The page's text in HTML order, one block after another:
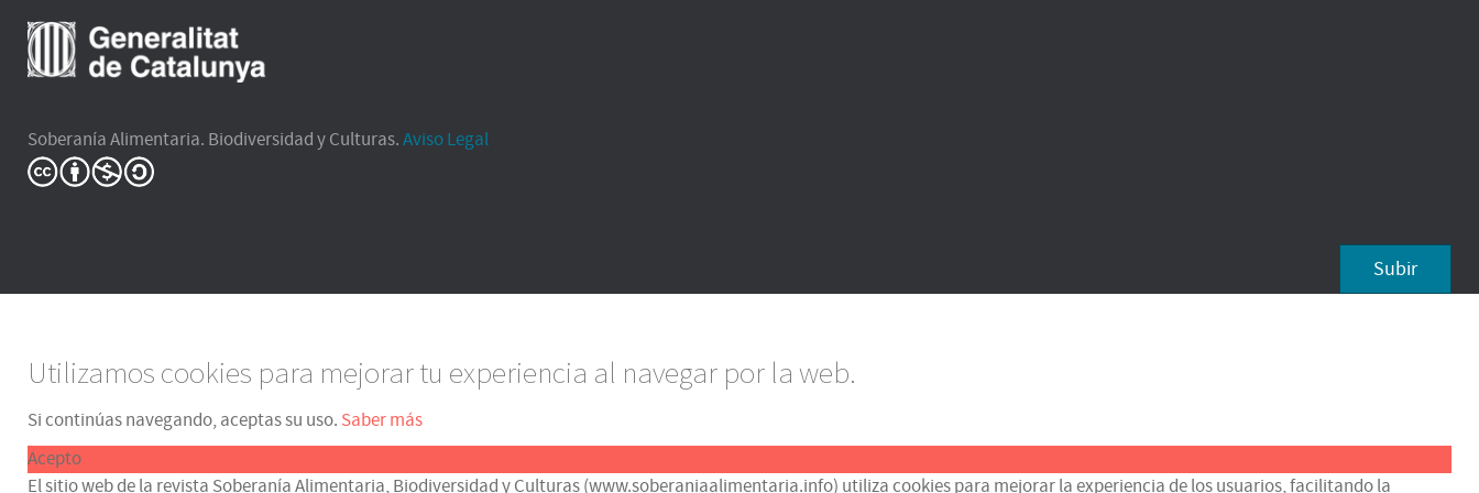
Soberanía Alimentaria. Biodiversidad y Culturas.Aviso Legal
Subir
Utilizamos cookies para mejorar tu experiencia al navegar por la web.
Si continúas navegando, aceptas su uso. Saber más
Acepto
El sitio web de la revista Soberanía Alimentaria, Biodiversidad y Culturas (www.soberaniaalimentaria.info) utiliza cookies para mejorar la experiencia de los usuarios, facilitando la